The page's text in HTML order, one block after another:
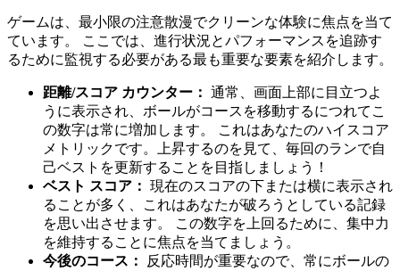
ゲームは、最小限の注意散漫でクリーンな体験に焦点を当て
ています。 ここでは、進行状況とパフォーマンスを追跡す
るために監視する必要がある最も重要な要素を紹介します。
距離/スコア カウンター： 通常、画面上部に目立つよ
うに表示され、ボールがコースを移動するにつれてこ
の数字は常に増加します。 これはあなたのハイスコア
メトリックです。上昇するのを見て、毎回のランで自
己ベストを更新することを目指しましょう！
ベスト スコア： 現在のスコアの下または横に表示され
ることが多く、これはあなたが破ろうとしている記録
を思い出させます。 この数字を上回るために、集中力
を維持することに焦点を当てましょう。
今後のコース：
反応時間が重要なので、常にボールの